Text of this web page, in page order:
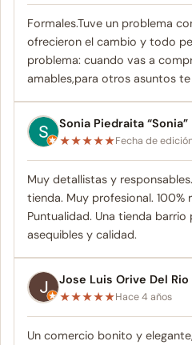
Formales.Tuve un problema
ofrecieron el cambio y todo
problema: cuando vas a
amables,para otros asuntos
Sonia Piedraita “Sonia”
★★★★★Fecha de
Muy detallistas y
tienda. Muy profesional. 100%
Puntualidad. Una tienda
asequibles y calidad.
Jose Luis Orive Del Rio
★★★★★Hace 4 años
Un comercio bonito y